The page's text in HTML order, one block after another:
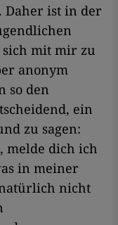
Daher ist in der
sich mit mir zu
anonym
so den
ein
zu sagen:
melde dich ich
in meiner
nicht